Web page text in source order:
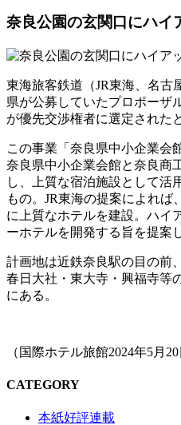
奈良公園の玄関口にハイ
東海旅客鉄道（JR東海、名古
県が公募していたプロポーザ
が優先交渉権者に選定された
この事業「奈良県中小企業会
奈良県中小企業会館と奈良商
し、上質な宿泊施設として活
もの。JR東海の提案によれば
に上質なホテルを建設。ハイ
ーホテルを開発する旨を提案
計画地は近鉄奈良駅の目の前
春日大社・東大寺・興福寺等
にある。
（国際ホテル旅館2024年5月20
CATEGORY
本紙好評連載